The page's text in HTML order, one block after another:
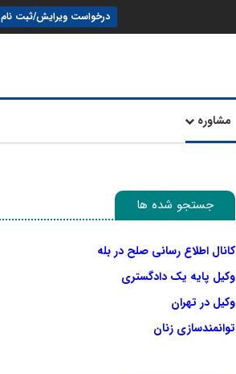
درخواست ویرایش/ثبت نام
مشاوره
جستجو شده ها
کانال اطلاع رسانی صلح در بله
وکیل پایه یک دادگستری
وکیل در تهران
توانمندسازی زنان